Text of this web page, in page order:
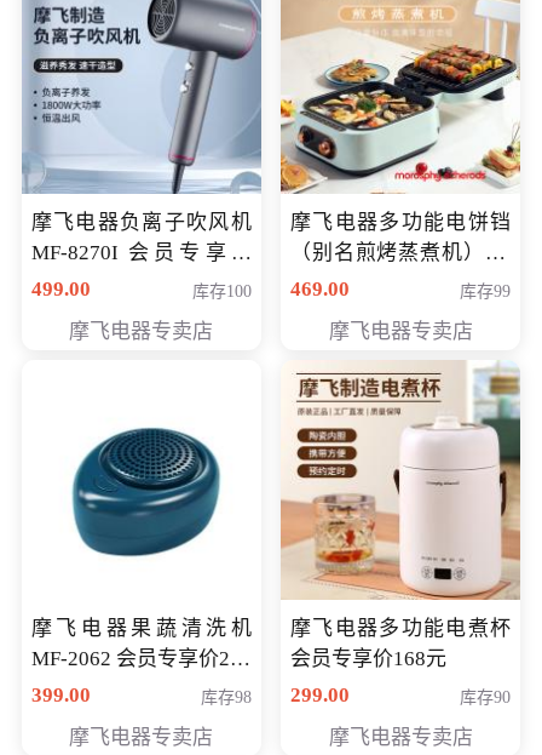
摩飞电器负离子吹风机
MF-8270I 会员专享价
369元
499.00 库存100
摩飞电器专卖店
摩飞电器多功能电饼铛
（别名煎烤蒸煮机） 型
号MF-8888B 会员专享
469.00 库存99
摩飞电器专卖店
摩飞电器果蔬清洗机
MF-2062 会员专享价268
元
399.00 库存98
摩飞电器专卖店
摩飞电器多功能电煮杯
会员专享价168元
299.00
库存90
摩飞电器专卖店